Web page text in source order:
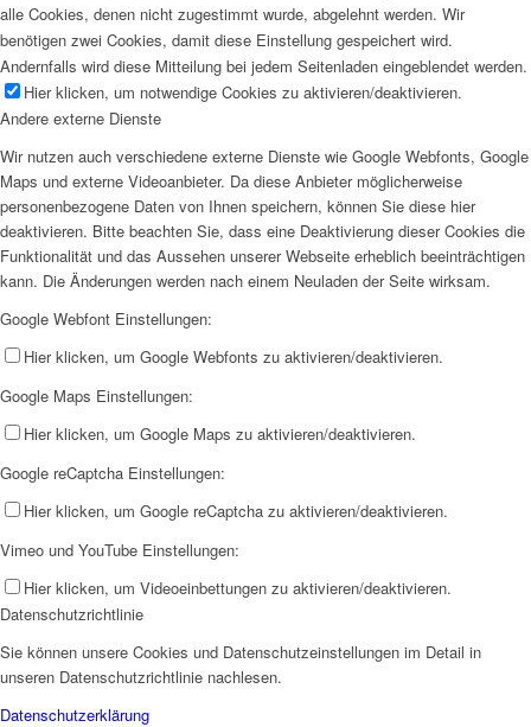
alle Cookies, denen nicht zugestimmt wurde, abgelehnt werden. Wir
benötigen zwei Cookies, damit diese Einstellung gespeichert wird.
Andernfalls wird diese Mitteilung bei jedem Seitenladen eingeblendet werden.
Hier klicken, um notwendige Cookies zu aktivieren/deaktivieren.
Andere externe Dienste
Wir nutzen auch verschiedene externe Dienste wie Google Webfonts, Google
Maps und externe Videoanbieter. Da diese Anbieter möglicherweise
personenbezogene Daten von Ihnen speichern, können Sie diese hier
deaktivieren. Bitte beachten Sie, dass eine Deaktivierung dieser Cookies die
Funktionalität und das Aussehen unserer Webseite erheblich beeinträchtigen
kann. Die Änderungen werden nach einem Neuladen der Seite wirksam.
Google Webfont Einstellungen:
Hier klicken, um Google Webfonts zu aktivieren/deaktivieren.
Google Maps Einstellungen:
Hier klicken, um Google Maps zu aktivieren/deaktivieren.
Google reCaptcha Einstellungen:
Hier klicken, um Google reCaptcha zu aktivieren/deaktivieren.
Vimeo und YouTube Einstellungen:
Hier klicken, um Videoeinbettungen zu aktivieren/deaktivieren.
Datenschutzrichtlinie
Sie können unsere Cookies und Datenschutzeinstellungen im Detail in
unseren Datenschutzrichtlinie nachlesen.
Datenschutzerklärung